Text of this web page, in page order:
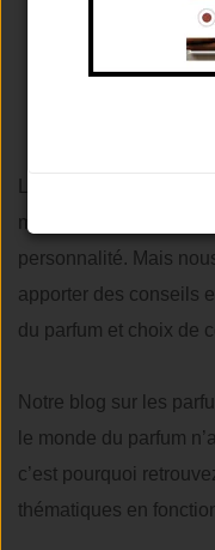
LE BLOG
meilleur parfum qui
personnalité. Mais
apporter des conseils
du parfum et choix de
Notre blog sur les
le monde du parfum
c’est pourquoi
thématiques en